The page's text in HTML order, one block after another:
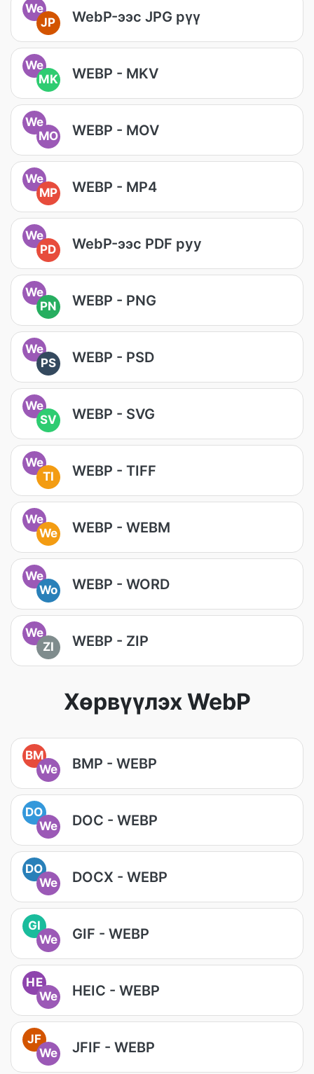
We
JP
WebP-ээс JPG рүү
We
MK
WEBP - MKV
We
MO
WEBP - MOV
We
MP
WEBP - MP4
We
PD
WebP-ээс PDF руу
We
PN
WEBP - PNG
We
PS
WEBP - PSD
We
SV
WEBP - SVG
We
TI
WEBP - TIFF
We
We
WEBP - WEBM
We
Wo
WEBP - WORD
We
ZI
WEBP - ZIP
Хөрвүүлэх WebP
BM
We
BMP - WEBP
DO
We
DOC - WEBP
DO
We
DOCX - WEBP
GI
We
GIF - WEBP
HE
We
HEIC - WEBP
JF
We
JFIF - WEBP